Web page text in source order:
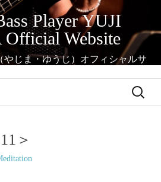
Player YUJI
Website
やじま・ゆうじ）オフィシャルサ
検
＞